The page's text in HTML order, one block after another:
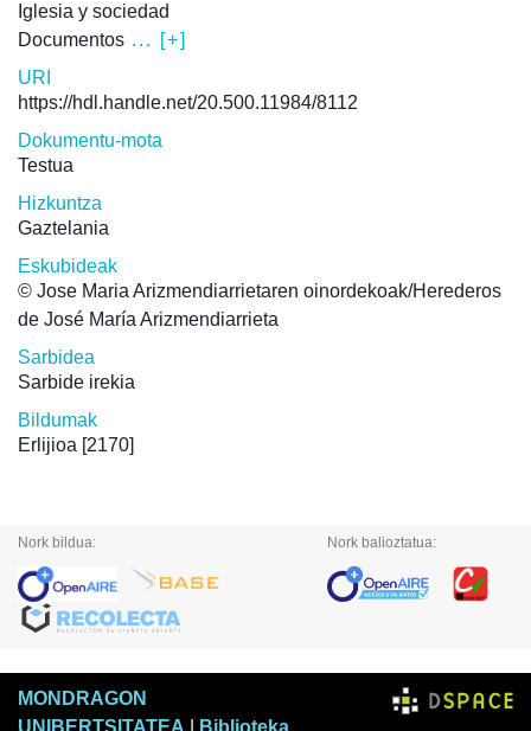
Iglesia y sociedad
Documentos ... [+]
URI
https://hdl.handle.net/20.500.11984/8112
Dokumentu-mota
Testua
Hizkuntza
Gaztelania
Eskubideak
© Jose Maria Arizmendiarrietaren oinordekoak/Herederos
de José María Arizmendiarrieta
Sarbidea
Sarbide irekia
Bildumak
Erlijioa [2170]
Nork bildua: Nork balioztatua:
MONDRAGON